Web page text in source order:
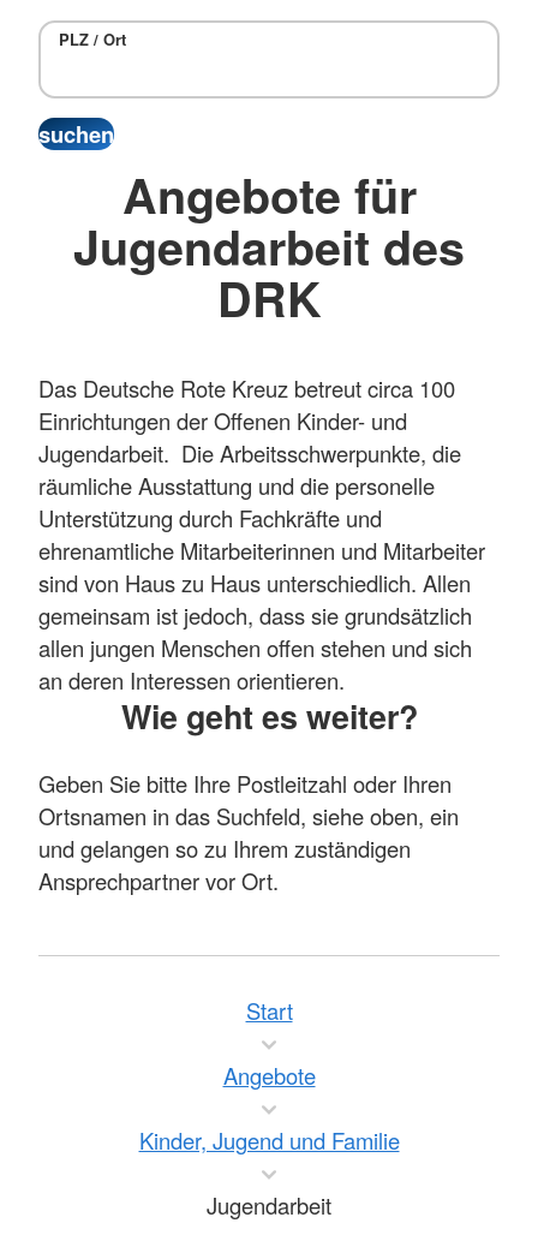
PLZ / Ort
Angebote für
Jugendarbeit des
DRK
Das Deutsche Rote Kreuz betreut circa 100
Einrichtungen der Offenen Kinder- und
Jugendarbeit. Die Arbeitsschwerpunkte, die
räumliche Ausstattung und die personelle
Unterstützung durch Fachkräfte und
ehrenamtliche Mitarbeiterinnen und Mitarbeiter
sind von Haus zu Haus unterschiedlich. Allen
gemeinsam ist jedoch, dass sie grundsätzlich
allen jungen Menschen offen stehen und sich
an deren Interessen orientieren.
Wie geht es weiter?
Geben Sie bitte Ihre Postleitzahl oder Ihren
Ortsnamen in das Suchfeld, siehe oben, ein
und gelangen so zu Ihrem zuständigen
Ansprechpartner vor Ort.
Start
Angebote
Kinder, Jugend und Familie
Jugendarbeit